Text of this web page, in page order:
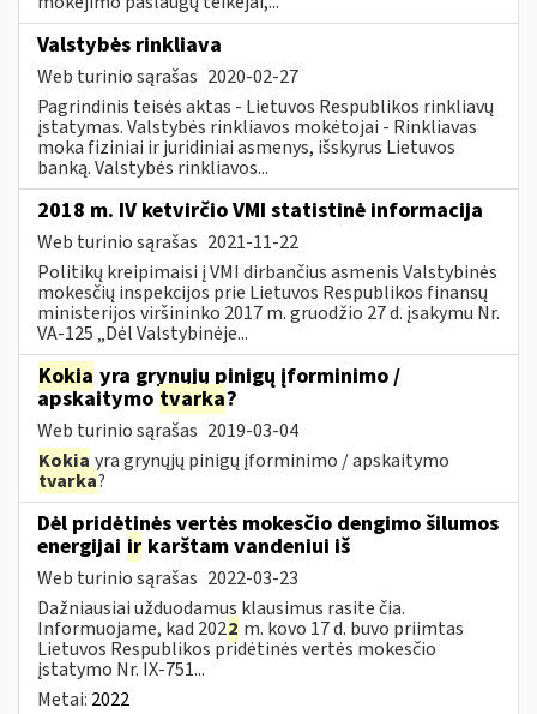
Valstybės rinkliava
Web turinio sąrašas 2020-02-27
Pagrindinis teisės aktas - Lietuvos Respublikos rinkliavų
įstatymas. Valstybės rinkliavos mokėtojai - Rinkliavas
moka fiziniai ir juridiniai asmenys, išskyrus Lietuvos
banką. Valstybės rinkliavos...
2018 m. IV ketvirčio VMI statistinė informacija
Web turinio sąrašas 2021-11-22
Politikų kreipimaisi į VMI dirbančius asmenis Valstybinės
mokesčių inspekcijos prie Lietuvos Respublikos finansų
ministerijos viršininko 2017 m. gruodžio 27 d. įsakymu Nr.
VA-125 „Dėl Valstybinėje...
Kokia yra grynųjų pinigų įforminimo /
apskaitymo tvarka?
Web turinio sąrašas 2019-03-04
Kokia yra grynųjų pinigų įforminimo / apskaitymo
tvarka?
Dėl pridėtinės vertės mokesčio dengimo šilumos
energijai ir karštam vandeniui iš
Web turinio sąrašas 2022-03-23
Dažniausiai užduodamus klausimus rasite čia.
Informuojame, kad 2022 m. kovo 17 d. buvo priimtas
Lietuvos Respublikos pridėtinės vertės mokesčio
įstatymo Nr. IX-751...
Metai: 2022